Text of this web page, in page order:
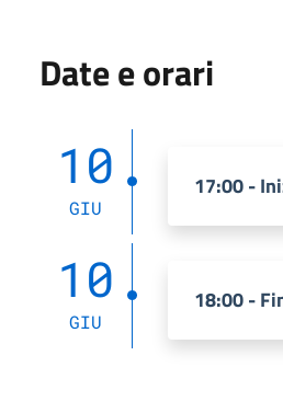
Date e orari
10
GIU
17:00 -
10
GIU
18:00 -